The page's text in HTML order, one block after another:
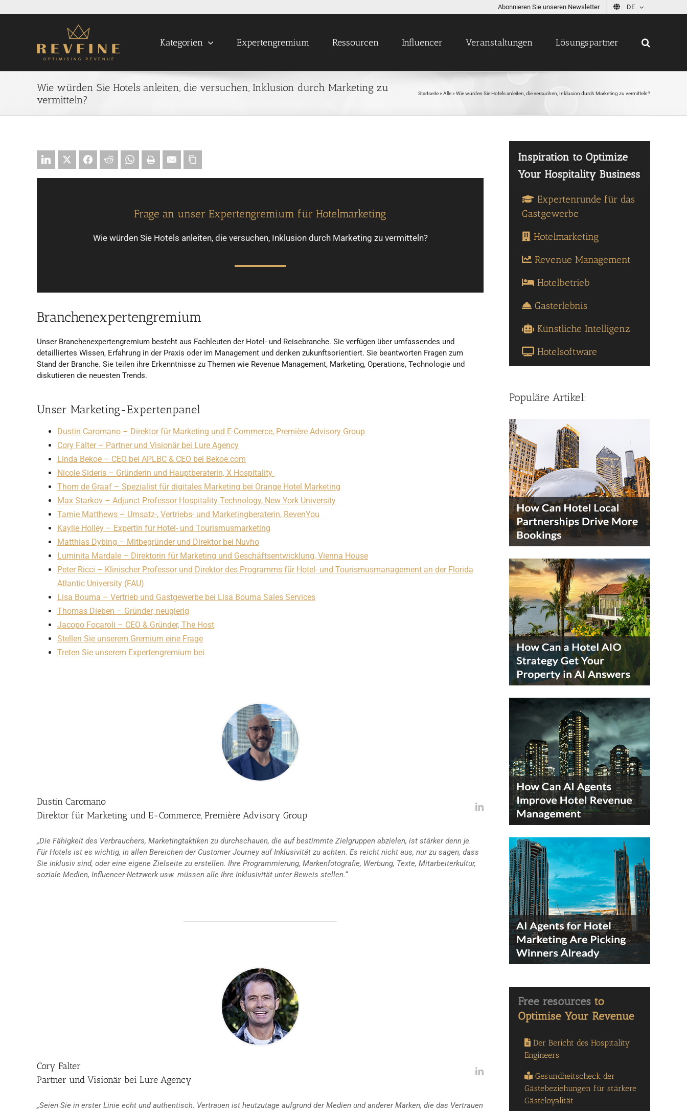
Abonnieren Sie unseren Newsletter DE
Kategorien Expertengremium Ressourcen Influencer Veranstaltungen Lösungspartner
Wie würden Sie Hotels anleiten, die versuchen, Inklusion durch Marketing zu
vermitteln?
Startseite» Alle»Wie würden Sie Hotels anleiten, die versuchen, Inklusion durch Marketing zu vermitteln?
Frage an unser Expertengremium für Hotelmarketing
Wie würden Sie Hotels anleiten, die versuchen, Inklusion durch Marketing zu vermitteln?
Branchenexpertengremium
Unser Branchenexpertengremium besteht aus Fachleuten der Hotel- und Reisebranche. Sie verfügen über umfassendes und
detailliertes Wissen, Erfahrung in der Praxis oder im Management und denken zukunftsorientiert. Sie beantworten Fragen zum
Stand der Branche. Sie teilen ihre Erkenntnisse zu Themen wie Revenue Management, Marketing, Operations, Technologie und
diskutieren die neuesten Trends.
Unser Marketing-Expertenpanel
Dustin Caromano – Direktor für Marketing und E-Commerce, Première Advisory Group
Cory Falter – Partner und Visionär bei Lure Agency
Linda Bekoe – CEO bei APLBC & CEO bei Bekoe.com
Nicole Sideris – Gründerin und Hauptberaterin, X Hospitality
Thom de Graaf – Spezialist für digitales Marketing bei Orange Hotel Marketing
Max Starkov – Adjunct Professor Hospitality Technology, New York University
Tamie Matthews – Umsatz-, Vertriebs- und Marketingberaterin, RevenYou
Kaylie Holley – Expertin für Hotel- und Tourismusmarketing
Matthias Dybing – Mitbegründer und Direktor bei Nuvho
Luminita Mardale – Direktorin für Marketing und Geschäftsentwicklung, Vienna House
Peter Ricci – Klinischer Professor und Direktor des Programms für Hotel- und Tourismusmanagement an der Florida
Atlantic University (FAU)
Lisa Bouma – Vertrieb und Gastgewerbe bei Lisa Bouma Sales Services
Thomas Dieben – Gründer, neugierig
Jacopo Focaroli – CEO & Gründer, The Host
Stellen Sie unserem Gremium eine Frage
Treten Sie unserem Expertengremium bei
Dustin Caromano
Direktor für Marketing und E-Commerce, Première Advisory Group
„Die Fähigkeit des Verbrauchers, Marketingtaktiken zu durchschauen, die auf bestimmte Zielgruppen abzielen, ist stärker denn je.
Für Hotels ist es wichtig, in allen Bereichen der Customer Journey auf Inklusivität zu achten. Es reicht nicht aus, nur zu sagen, dass
Sie inklusiv sind, oder eine eigene Zielseite zu erstellen. Ihre Programmierung, Markenfotografie, Werbung, Texte, Mitarbeiterkultur,
soziale Medien, Influencer-Netzwerk usw. müssen alle Ihre Inklusivität unter Beweis stellen.“
Cory Falter
Partner und Visionär bei Lure Agency
„Seien Sie in erster Linie echt und authentisch. Vertrauen ist heutzutage aufgrund der Medien und anderer Marken, die das Vertrauen
Expertenrunde für das
Gastgewerbe
Hotelmarketing
Revenue Management
Hotelbetrieb
Gasterlebnis
Künstliche Intelligenz
Hotelsoftware
Populäre Artikel:
Der Bericht des Hospitality
Engineers
Gesundheitscheck der
Gästebeziehungen für stärkere
Gästeloyalität